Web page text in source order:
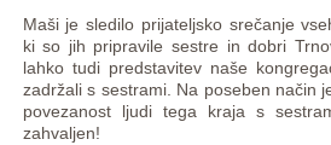
Maši je sledilo prijateljsko srečanje
ki so jih pripravile sestre in dobri
lahko tudi predstavitev naše
zadržali s sestrami. Na poseben način
povezanost ljudi tega kraja s
zahvaljen!